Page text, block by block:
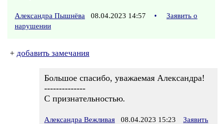
Александра Пышнёва 08.04.2023 14:57 •
Заявить о
нарушении
+ добавить замечания
Большое спасибо, уважаемая Александра!
--------------
С признательностью.
Александра Вежливая 08.04.2023 15:23
Заявить